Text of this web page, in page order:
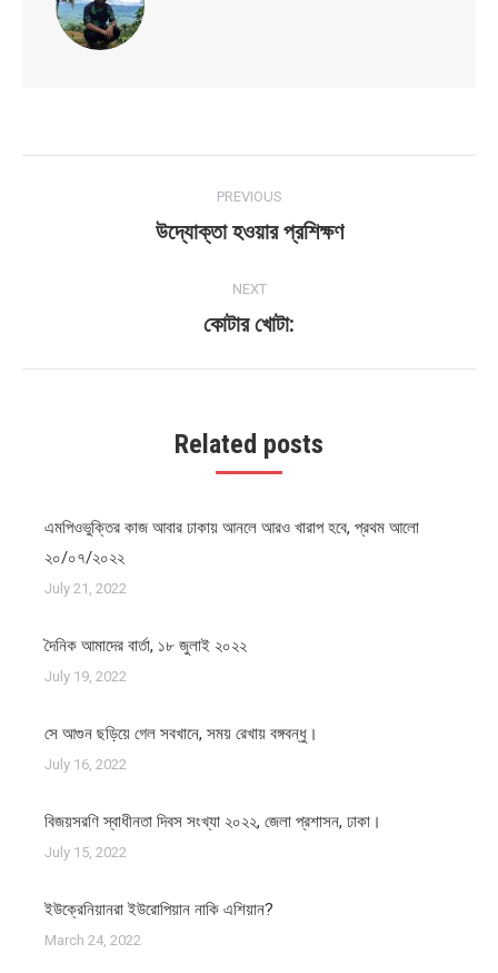
navigation
PREVIOUS
Previous
উদ্যোক্তা হওয়ার প্রশিক্ষণ
NEXT
Next
কোটার খোটা:
Related posts
এমপিওভুক্তির কাজ আবার ঢাকায় আনলে আরও খারাপ হবে, প্রথম আলো
২০/০৭/২০২২
July 21, 2022
দৈনিক আমাদের বার্তা, ১৮ জুলাই ২০২২
July 19, 2022
সে আগুন ছড়িয়ে গেল সবখানে, সময় রেখায় বঙ্গবন্ধু।
July 16, 2022
বিজয়সরণি স্বাধীনতা দিবস সংখ্যা ২০২২, জেলা প্রশাসন, ঢাকা।
July 15, 2022
ইউক্রেনিয়ানরা ইউরোপিয়ান নাকি এশিয়ান?
March 24, 2022